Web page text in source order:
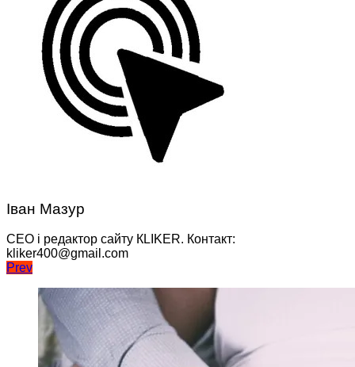
Іван Мазур
CEO і редактор сайту КLIKER. Контакт:
kliker400@gmail.com
Навігація
записів
Prev